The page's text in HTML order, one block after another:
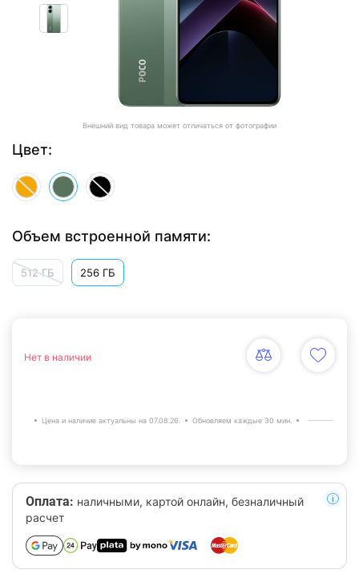
Внешний вид товара может отличаться от фотографии
Цвет:
Объем встроенной памяти:
512 ГБ 256 ГБ
Нет в наличии
Цена и наличие актуальны на 07.08.26. Обновляем каждые 30 мин.
Оплата: наличными, картой онлайн, безналичный
расчет